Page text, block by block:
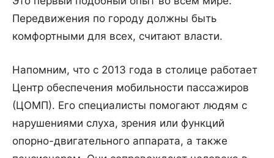
Передвижения по городу должны быть
комфортными для всех, считают власти.
Напомним, что с 2013 года в столице работает
Центр обеспечения мобильности пассажиров
(ЦОМП). Его специалисты помогают людям с
нарушениями слуха, зрения или функций
опорно-двигательного аппарата, а также